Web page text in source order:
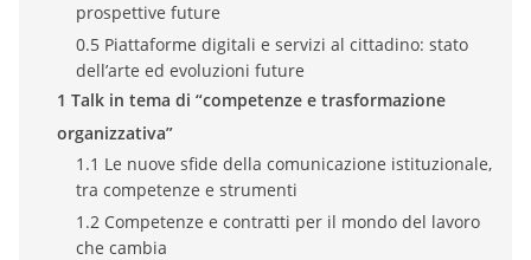
prospettive future
0.5 Piattaforme digitali e servizi al cittadino: stato
dell’arte ed evoluzioni future
1 Talk in tema di “competenze e trasformazione
organizzativa”
1.1 Le nuove sfide della comunicazione istituzionale,
tra competenze e strumenti
1.2 Competenze e contratti per il mondo del lavoro
che cambia